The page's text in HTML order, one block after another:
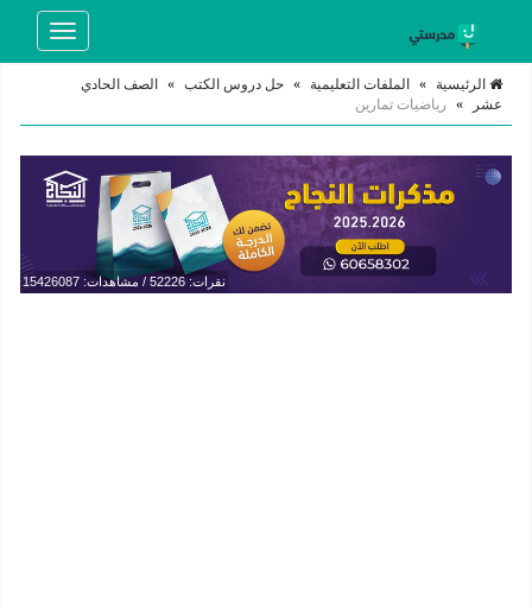
Toggle
الرئيسية » الملفات التعليمية » حل دروس الكتب »
الصف الحادي
عشر
» رياضيات تمارين
نقرات: 52226 / مشاهدات: 15426087